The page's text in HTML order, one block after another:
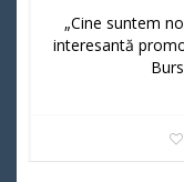
„Cine suntem
interesantă